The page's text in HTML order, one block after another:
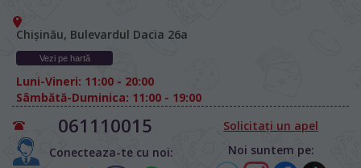
Chișinău, Bulevardul Dacia 26а
Vezi pe hartă
Luni-Vineri: 11:00 - 20:00
Sâmbătă-Duminica: 11:00 - 19:00
061110015
Conecteaza-te cu noi:
Solicitați un apel
Noi suntem pe: